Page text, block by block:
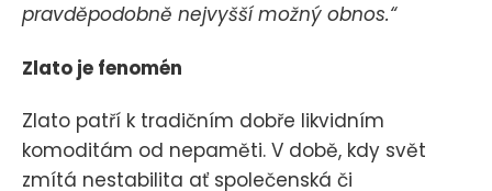
pravděpodobně nejvyšší možný obnos.“
Zlato je fenomén
Zlato patří k tradičním dobře likvidním
komoditám od nepaměti. V době, kdy svět
zmítá nestabilita ať společenská či